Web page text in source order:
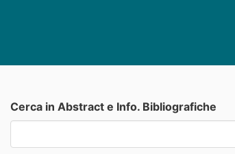
Cerca in Abstract e Info. Bibliografiche